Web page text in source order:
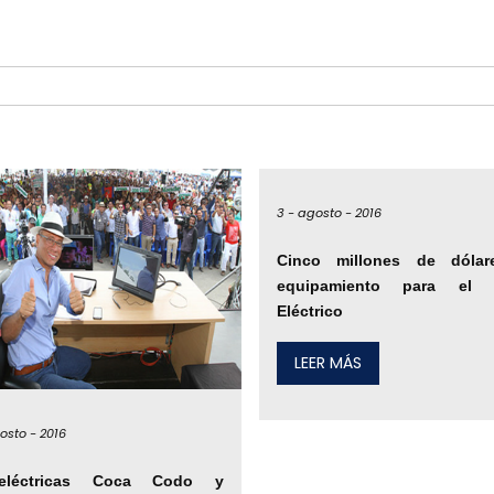
- 2016
Coca Codo y
3 - agosto - 2016
Cinco millones de
equipamiento para el
Eléctrico
LEER MÁS